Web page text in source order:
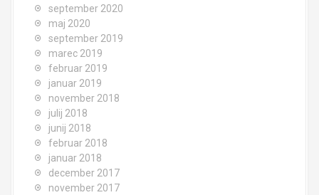
september 2020
maj 2020
september 2019
marec 2019
februar 2019
januar 2019
november 2018
julij 2018
junij 2018
februar 2018
januar 2018
december 2017
november 2017